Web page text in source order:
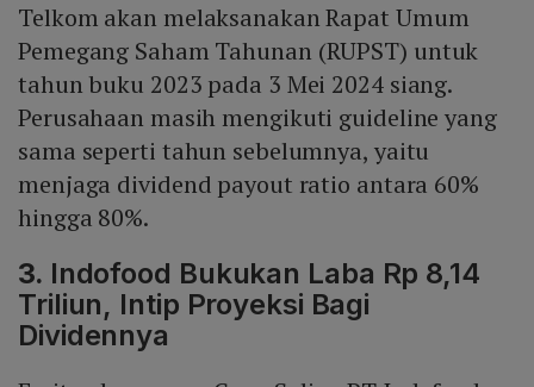
Telkom akan melaksanakan Rapat Umum
Pemegang Saham Tahunan (RUPST) untuk
tahun buku 2023 pada 3 Mei 2024 siang.
Perusahaan masih mengikuti guideline yang
sama seperti tahun sebelumnya, yaitu
menjaga dividend payout ratio antara 60%
hingga 80%.
3. Indofood Bukukan Laba Rp 8,14
Triliun, Intip Proyeksi Bagi
Dividennya